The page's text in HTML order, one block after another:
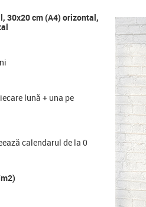
30x20 cm (A4) orizontal,
lună + una pe
calendarul de la 0